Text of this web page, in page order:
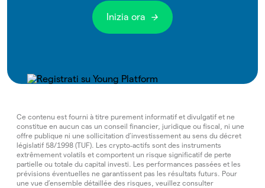
Inizia ora
Ce contenu est fourni à titre purement informatif et divulgatif et ne
constitue en aucun cas un conseil financier, juridique ou fiscal, ni une
offre publique ni une sollicitation d’investissement au sens du décret
législatif 58/1998 (TUF). Les crypto‑actifs sont des instruments
extrêmement volatils et comportent un risque significatif de perte
partielle ou totale du capital investi. Les performances passées et les
prévisions éventuelles ne garantissent pas les résultats futurs. Pour
une vue d’ensemble détaillée des risques, veuillez consulter